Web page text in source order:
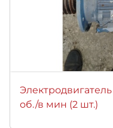
Электродвигатель
об./в мин (2 шт.)